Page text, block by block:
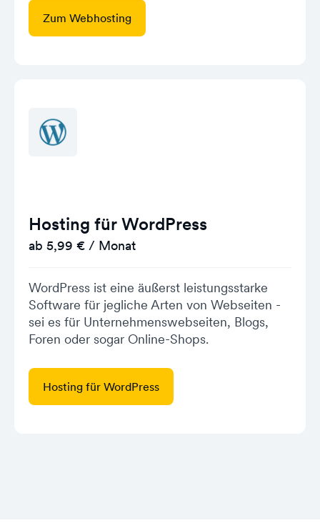
Zum Webhosting
Hosting für WordPress
ab 5,99 € / Monat
WordPress ist eine äußerst leistungsstarke
Software für jegliche Arten von Webseiten -
sei es für Unternehmenswebseiten, Blogs,
Foren oder sogar Online-Shops.
Hosting für WordPress